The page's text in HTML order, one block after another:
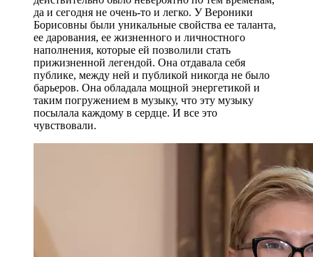
да и сегодня не очень-то и легко. У Вероники
Борисовны были уникальные свойства ее таланта,
ее дарования, ее жизненного и личностного
наполнения, которые ей позволили стать
прижизненной легендой. Она отдавала себя
публике, между ней и публикой никогда не было
барьеров. Она обладала мощной энергетикой и
таким погружением в музыку, что эту музыку
посылала каждому в сердце. И все это
чувствовали.